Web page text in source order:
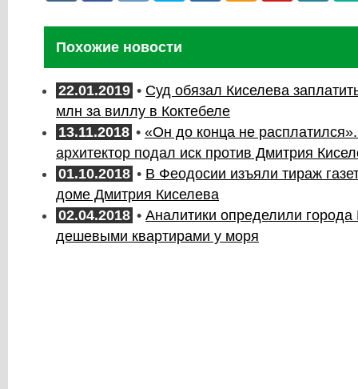
Похожие новости
22.01.2019 • Суд обязал Киселева
млн за виллу в Коктебеле
13.11.2018 • «Он до конца не
архитектор подал иск против Дмитрия
01.10.2018 • В Феодосии изъяли тираж
доме Дмитрия Киселева
02.04.2018 • Аналитики определили
дешевыми квартирами у моря